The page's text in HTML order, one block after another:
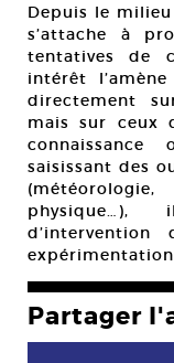
Depuis le milieu
s’attache à
tentatives de
intérêt
directement
mais sur ceux
saisissant des
d’intervention
Partager